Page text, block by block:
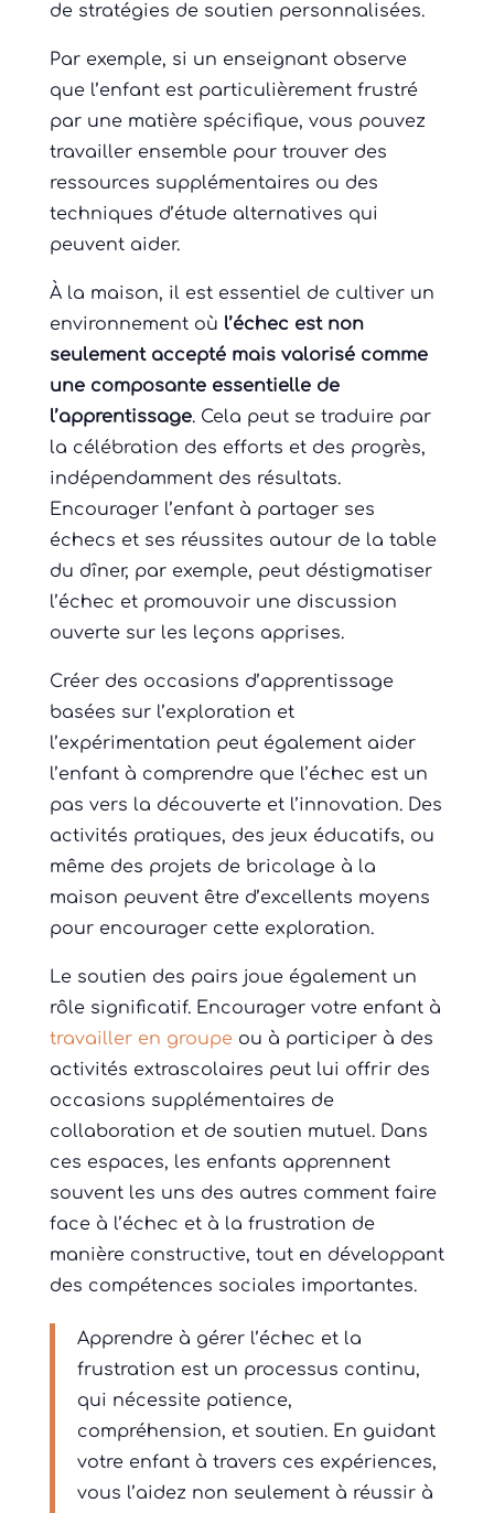
de stratégies de soutien personnalisées.
Par exemple, si un enseignant observe
que l’enfant est particulièrement frustré
par une matière spécifique, vous pouvez
travailler ensemble pour trouver des
ressources supplémentaires ou des
techniques d’étude alternatives qui
peuvent aider.
À la maison, il est essentiel de cultiver un
environnement où l’échec est non
seulement accepté mais valorisé comme
une composante essentielle de
l’apprentissage. Cela peut se traduire par
la célébration des efforts et des progrès,
indépendamment des résultats.
Encourager l’enfant à partager ses
échecs et ses réussites autour de la table
du dîner, par exemple, peut déstigmatiser
l’échec et promouvoir une discussion
ouverte sur les leçons apprises.
Créer des occasions d’apprentissage
basées sur l’exploration et
l’expérimentation peut également aider
l’enfant à comprendre que l’échec est un
pas vers la découverte et l’innovation. Des
activités pratiques, des jeux éducatifs, ou
même des projets de bricolage à la
maison peuvent être d’excellents moyens
pour encourager cette exploration.
Le soutien des pairs joue également un
rôle significatif. Encourager votre enfant à
travailler en groupe ou à participer à des
activités extrascolaires peut lui offrir des
occasions supplémentaires de
collaboration et de soutien mutuel. Dans
ces espaces, les enfants apprennent
souvent les uns des autres comment faire
face à l’échec et à la frustration de
manière constructive, tout en développant
des compétences sociales importantes.
Apprendre à gérer l’échec et la
frustration est un processus continu,
qui nécessite patience,
compréhension, et soutien. En guidant
votre enfant à travers ces expériences,
vous l’aidez non seulement à réussir à